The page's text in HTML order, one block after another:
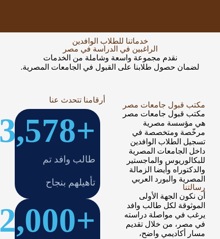
خدماتنا للطلاب الوافدين
الراغبين في الدراسة في مصر
نقدم مجموعة واسعة وشاملة من الخدمات
لضمان حصول طلابنا على القبول في الجامعات المصرية.
مكتب قبول جامعات مصر
مكتب قبول جامعات مصر
هي مؤسسة مصرية
مرخّصة ومتخصصة في
تسجيل الطلاب الوافدين
داخل الجامعات المصرية
للبكالوريوس والماجستير
والدكتوراه وأيضا الزمالة
المصرية والبورد العربي
رسالتنا
أن نكون الجهة الأولى
الموثوقة لكل طالب وافد
يرغب في مواصلة دراسته
في مصر، من خلال تقديم
مسار أكاديمي واضح،
أرقامنا تتحدث عنا
طالب وافد تم
تأهيلهم بنجاح
+
+